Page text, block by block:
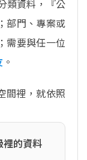
類資料，『公
部門、專案或
需要與任一位
。
間裡，就依照
裡的資料